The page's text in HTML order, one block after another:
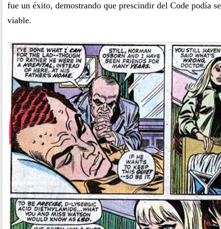
fue un éxito, demostrando que prescindir del Code podía
viable.